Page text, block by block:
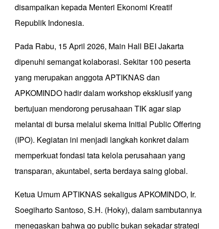
disampaikan kepada Menteri Ekonomi Kreatif
Republik Indonesia.
Pada Rabu, 15 April 2026, Main Hall BEI Jakarta
dipenuhi semangat kolaborasi. Sekitar 100 peserta
yang merupakan anggota APTIKNAS dan
APKOMINDO hadir dalam workshop eksklusif yang
bertujuan mendorong perusahaan TIK agar siap
melantai di bursa melalui skema Initial Public Offering
(IPO). Kegiatan ini menjadi langkah konkret dalam
memperkuat fondasi tata kelola perusahaan yang
transparan, akuntabel, serta berdaya saing global.
Ketua Umum APTIKNAS sekaligus APKOMINDO, Ir.
Soegiharto Santoso, S.H. (Hoky), dalam sambutannya
menegaskan bahwa go public bukan sekadar strategi